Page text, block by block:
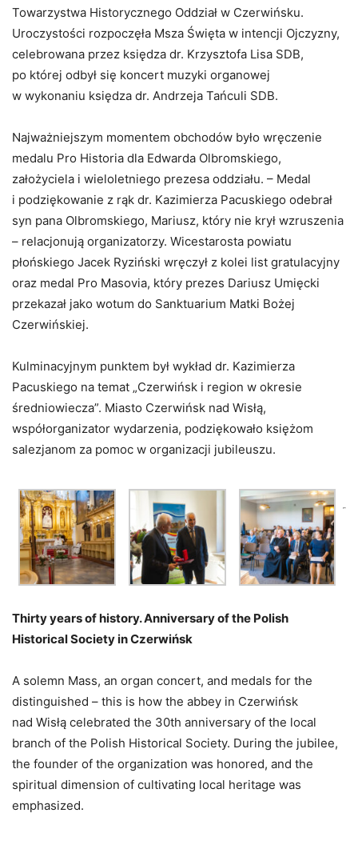
Towarzystwa Historycznego Oddział w Czerwińsku.
Uroczystości rozpoczęła Msza Święta w intencji Ojczyzny,
celebrowana przez księdza dr. Krzysztofa Lisa SDB,
po której odbył się koncert muzyki organowej
w wykonaniu księdza dr. Andrzeja Tańculi SDB.
Najważniejszym momentem obchodów było wręczenie
medalu Pro Historia dla Edwarda Olbromskiego,
założyciela i wieloletniego prezesa oddziału. – Medal
i podziękowanie z rąk dr. Kazimierza Pacuskiego odebrał
syn pana Olbromskiego, Mariusz, który nie krył wzruszenia
– relacjonują organizatorzy. Wicestarosta powiatu
płońskiego Jacek Ryziński wręczył z kolei list gratulacyjny
oraz medal Pro Masovia, który prezes Dariusz Umięcki
przekazał jako wotum do Sanktuarium Matki Bożej
Czerwińskiej.
Kulminacyjnym punktem był wykład dr. Kazimierza
Pacuskiego na temat „Czerwińsk i region w okresie
średniowiecza”. Miasto Czerwińsk nad Wisłą,
współorganizator wydarzenia, podziękowało księżom
salezjanom za pomoc w organizacji jubileuszu.
Thirty years of history. Anniversary of the Polish
Historical Society in Czerwińsk
A solemn Mass, an organ concert, and medals for the
distinguished – this is how the abbey in Czerwińsk
nad Wisłą celebrated the 30th anniversary of the local
branch of the Polish Historical Society. During the jubilee,
the founder of the organization was honored, and the
spiritual dimension of cultivating local heritage was
emphasized.